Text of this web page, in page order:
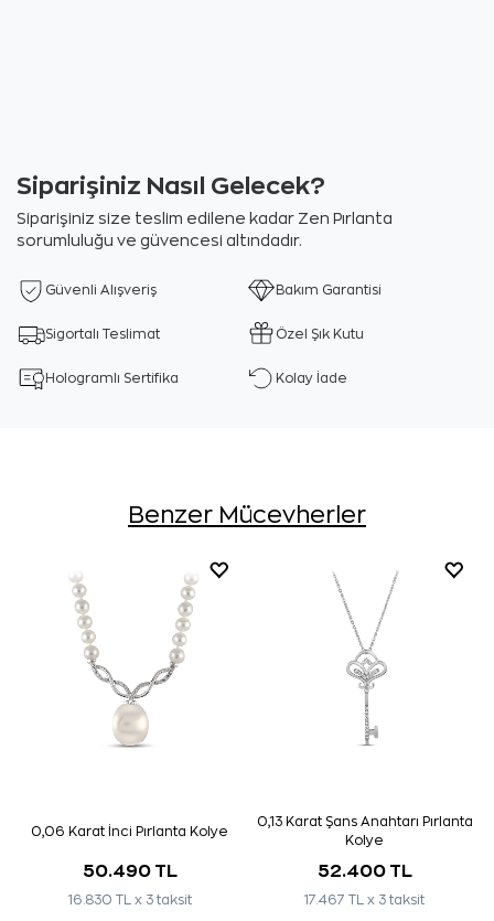
Siparişiniz Nasıl Gelecek?
Siparişiniz size teslim edilene kadar Zen Pırlanta
sorumluluğu ve güvencesi altındadır.
Güvenli Alışveriş Bakım Garantisi
Sigortalı Teslimat Özel Şık Kutu
Hologramlı Sertifika Kolay İade
Benzer Mücevherler
0,06 Karat İnci Pırlanta Kolye
50.490 TL
16.830 TL x 3 taksit
0,13 Karat Şans Anahtarı Pırlanta
Kolye
52.400 TL
17.467 TL x 3 taksit